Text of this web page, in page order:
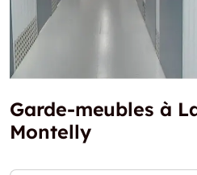
Garde-meubles à
Montelly